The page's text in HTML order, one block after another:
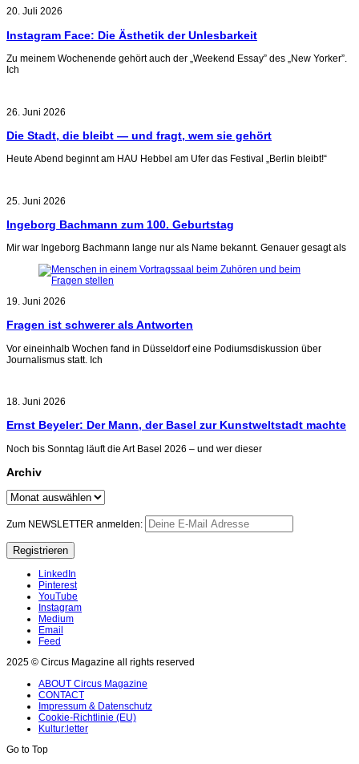
20. Juli 2026
Instagram Face: Die Ästhetik der Unlesbarkeit
Zu meinem Wochenende gehört auch der „Weekend Essay” des „New Yorker”.
Ich
26. Juni 2026
Die Stadt, die bleibt — und fragt, wem sie gehört
Heute Abend beginnt am HAU Hebbel am Ufer das Festival „Berlin bleibt!“
25. Juni 2026
Ingeborg Bachmann zum 100. Geburtstag
Mir war Ingeborg Bachmann lange nur als Name bekannt. Genauer gesagt als
19. Juni 2026
Fragen ist schwerer als Antworten
Vor eineinhalb Wochen fand in Düsseldorf eine Podiumsdiskussion über
Journalismus statt. Ich
18. Juni 2026
Ernst Beyeler: Der Mann, der Basel zur Kunstweltstadt machte
Noch bis Sonntag läuft die Art Basel 2026 – und wer dieser
Archiv
Archiv
Zum NEWSLETTER anmelden:
LinkedIn
Pinterest
YouTube
Instagram
Medium
Email
Feed
2025 © Circus Magazine all rights reserved
ABOUT Circus Magazine
CONTACT
Impressum & Datenschutz
Cookie-Richtlinie (EU)
Kultur:letter
Go to Top